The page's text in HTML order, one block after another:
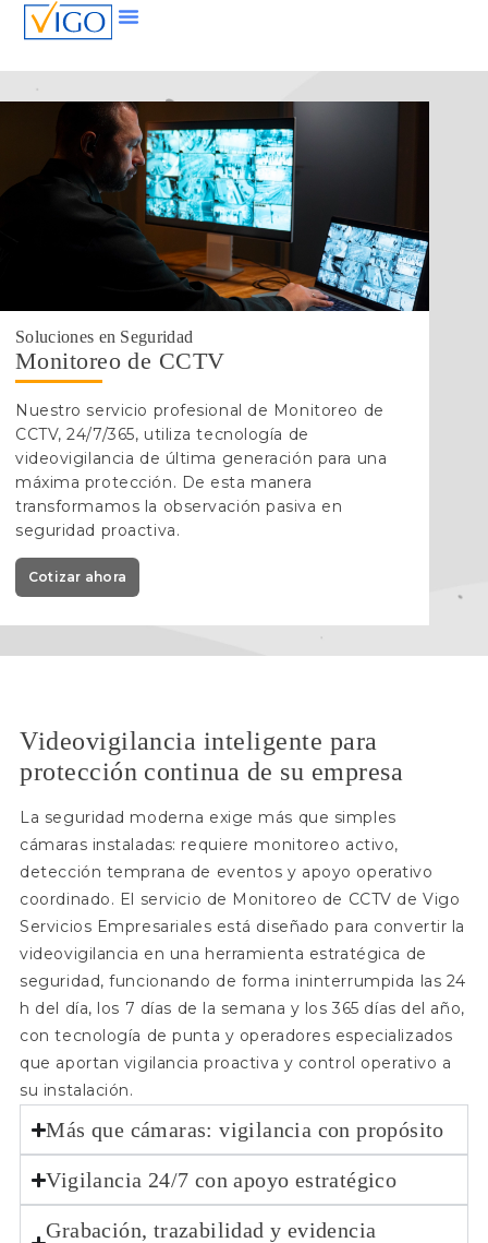
Soluciones en Seguridad
Monitoreo de CCTV
Nuestro servicio profesional de Monitoreo de
CCTV, 24/7/365, utiliza tecnología de
videovigilancia de última generación para una
máxima protección. De esta manera
transformamos la observación pasiva en
seguridad proactiva.
Cotizar ahora
Videovigilancia inteligente para
protección continua de su empresa
La seguridad moderna exige más que simples
cámaras instaladas: requiere monitoreo activo,
detección temprana de eventos y apoyo operativo
coordinado. El servicio de Monitoreo de CCTV de Vigo
Servicios Empresariales está diseñado para convertir la
videovigilancia en una herramienta estratégica de
seguridad, funcionando de forma ininterrumpida las 24
h del día, los 7 días de la semana y los 365 días del año,
con tecnología de punta y operadores especializados
que aportan vigilancia proactiva y control operativo a
su instalación.
Más que cámaras: vigilancia con propósito
Vigilancia 24/7 con apoyo estratégico
Grabación, trazabilidad y evidencia